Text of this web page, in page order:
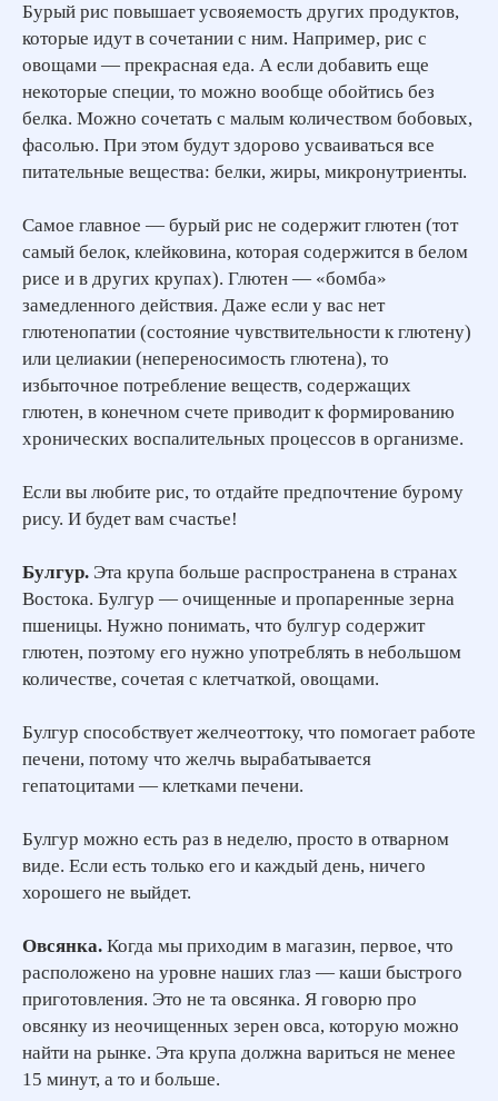
Бурый рис повышает усвояемость других продуктов,
которые идут в сочетании с ним. Например, рис с
овощами — прекрасная еда. А если добавить еще
некоторые специи, то можно вообще обойтись без
белка. Можно сочетать с малым количеством бобовых,
фасолью. При этом будут здорово усваиваться все
питательные вещества: белки, жиры, микронутриенты.
Самое главное — бурый рис не содержит глютен (тот
самый белок, клейковина, которая содержится в белом
рисе и в других крупах). Глютен — «бомба»
замедленного действия. Даже если у вас нет
глютенопатии (состояние чувствительности к глютену)
или целиакии (непереносимость глютена), то
избыточное потребление веществ, содержащих
глютен, в конечном счете приводит к формированию
хронических воспалительных процессов в организме.
Если вы любите рис, то отдайте предпочтение бурому
рису. И будет вам счастье!
Булгур. Эта крупа больше распространена в странах
Востока. Булгур — очищенные и пропаренные зерна
пшеницы. Нужно понимать, что булгур содержит
глютен, поэтому его нужно употреблять в небольшом
количестве, сочетая с клетчаткой, овощами.
Булгур способствует желчеоттоку, что помогает работе
печени, потому что желчь вырабатывается
гепатоцитами — клетками печени.
Булгур можно есть раз в неделю, просто в отварном
виде. Если есть только его и каждый день, ничего
хорошего не выйдет.
Овсянка. Когда мы приходим в магазин, первое, что
расположено на уровне наших глаз — каши быстрого
приготовления. Это не та овсянка. Я говорю про
овсянку из неочищенных зерен овса, которую можно
найти на рынке. Эта крупа должна вариться не менее
15 минут, а то и больше.